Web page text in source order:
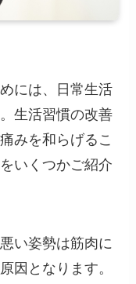
には、日常生活
生活習慣の改善
みを和らげるこ
いくつかご紹介
い姿勢は筋肉に
因となります。